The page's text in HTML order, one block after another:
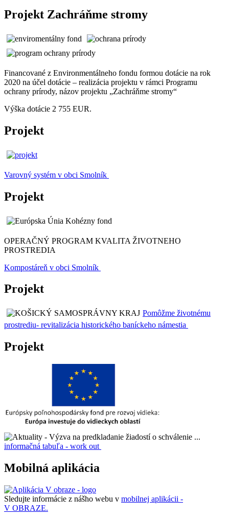
Projekt Zachráňme stromy
Financované z Environmentálneho fondu formou dotácie na rok
2020 na účel dotácie – realizácia projektu v rámci Programu
ochrany prírody, názov projektu „Zachráňme stromy“
Výška dotácie 2 755 EUR.
Projekt
Varovný systém v obci Smolník
Projekt
OPERAČNÝ PROGRAM KVALITA ŽIVOTNEHO
PROSTREDIA
Kompostáreň v obci Smolník
Projekt
Pomôžme životnému
prostrediu- revitalizácia historického baníckeho námestia
Projekt
informačná tabuľa - work out
Mobilná aplikácia
Sledujte informácie z nášho webu v mobilnej aplikácii -
V OBRAZE.